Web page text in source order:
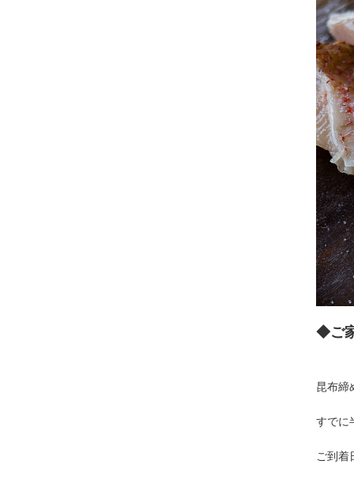
◆ご
昆布締
すでに
ご到着